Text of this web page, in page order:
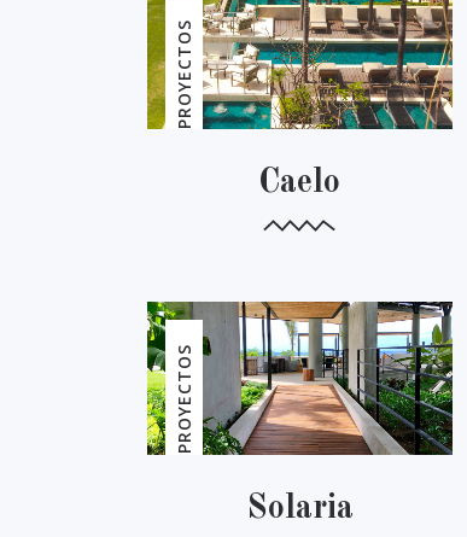
PROYECTOS
Caelo
PROYECTOS
Solaria